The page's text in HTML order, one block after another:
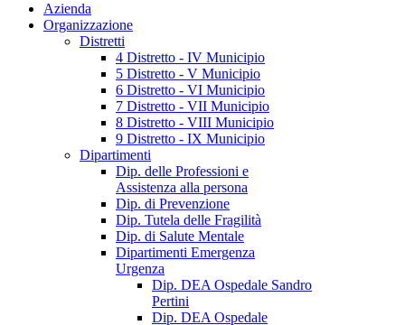
Azienda
Organizzazione
Distretti
4 Distretto - IV Municipio
5 Distretto - V Municipio
6 Distretto - VI Municipio
7 Distretto - VII Municipio
8 Distretto - VIII Municipio
9 Distretto - IX Municipio
Dipartimenti
Dip. delle Professioni e
Assistenza alla persona
Dip. di Prevenzione
Dip. Tutela delle Fragilità
Dip. di Salute Mentale
Dipartimenti Emergenza
Urgenza
Dip. DEA Ospedale Sandro
Pertini
Dip. DEA Ospedale